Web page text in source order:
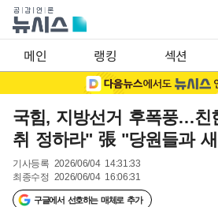
메인 랭킹 섹션
국힘, 지방선거 후폭풍…친
취 정하라" 張 "당원들과
기사등록 2026/06/04 14:31:33
최종수정 2026/06/04 16:06:31
구글에서 선호하는 매체로 추가